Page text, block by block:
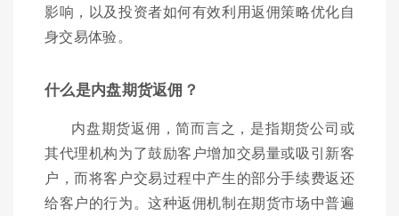
影响，以及投资者如何有效利用返佣策略优化自
身交易体验。
什么是内盘期货返佣？
内盘期货返佣，简而言之，是指期货公司或
其代理机构为了鼓励客户增加交易量或吸引新客
户，而将客户交易过程中产生的部分手续费返还
给客户的行为。这种返佣机制在期货市场中普遍